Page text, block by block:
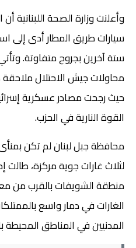
وأعلنت وزارة الصحة
سيارات طريق المطار أدى إلى
ستة آخرين بجروح متفاوتة.
محاولات جيش الاحتلال
حيث رجحت مصادر عسكرية
القوة النارية في الحزب.
محافظة جبل لبنان لم تكن
لثلاث غارات جوية مركزة،
منطقة الشويفات بالقرب من
الغارات في دمار واسع
المدنيين في المناطق المحيطة